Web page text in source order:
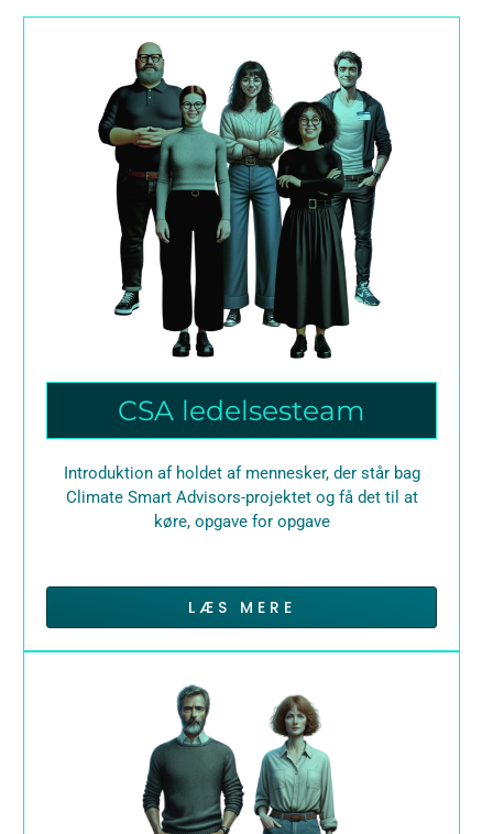
CSA ledelsesteam
Introduktion af holdet af mennesker, der står bag
Climate Smart Advisors-projektet og få det til at
køre, opgave for opgave
LÆS MERE